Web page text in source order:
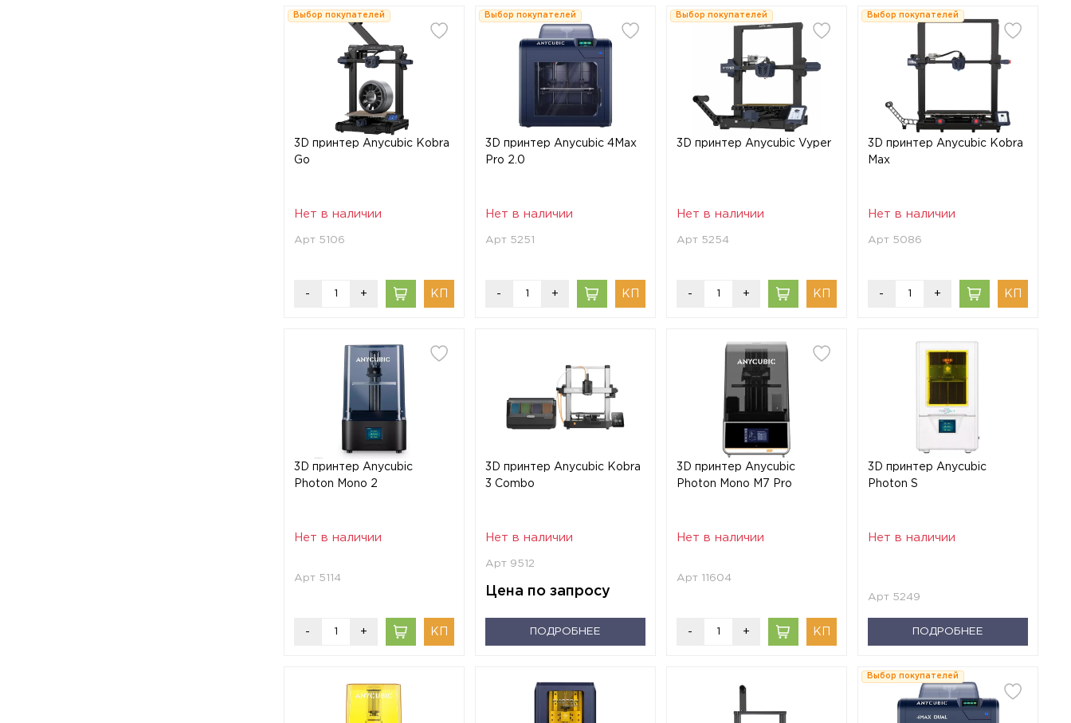
Выбор покупателей
3D принтер Anycubic Kobra
Go
Нет в наличии
Арт 5106
- +
Выбор покупателей
3D принтер Anycubic 4Max
Pro 2.0
Нет в наличии
Арт 5251
- +
Выбор покупателей
3D принтер Anycubic Vyper
Нет в наличии
Арт 5254
- +
Выбор покупателей
3D принтер Anycubic Kobra
Max
Нет в наличии
Арт 5086
- +
3D принтер Anycubic
Photon Mono 2
Нет в наличии
Арт 5114
- +
3D принтер Anycubic Kobra
3 Combo
Нет в наличии
Арт 9512
Цена по запросу
ПОДРОБНЕЕ
3D принтер Anycubic
Photon Mono M7 Pro
Нет в наличии
Арт 11604
- +
3D принтер Anycubic
Photon S
Нет в наличии
Арт 5249
ПОДРОБНЕЕ
Выбор покупателей